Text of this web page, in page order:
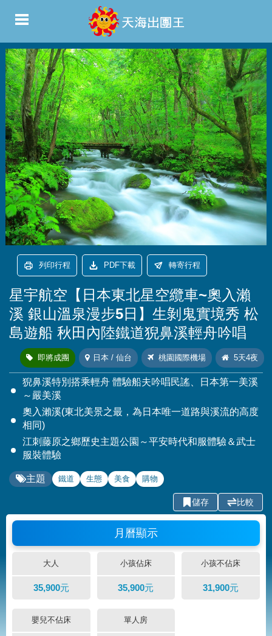
列印行程 PDF下載 轉寄行程
星宇航空【日本東北星空纜車~奧入瀨
溪 銀山溫泉漫步5日】生剝鬼實境秀 松
島遊船 秋田內陸鐵道猊鼻溪輕舟吟唱
即將成團 日本 / 仙台 桃園國際機場 5天4夜
猊鼻溪特別搭乘輕舟 體驗船夫吟唱民謠、日本第一美溪
～嚴美溪
奧入瀨溪(東北美景之最，為日本唯一道路與溪流的高度
相同)
江刺藤原之鄉歷史主題公園～平安時代和服體驗＆武士
服裝體驗
主題 鐵道 生態 美食 購物
儲存 比較
月曆顯示
大人 小孩佔床 小孩不佔床
35,900元 35,900元 31,900元
嬰兒不佔床 單人房